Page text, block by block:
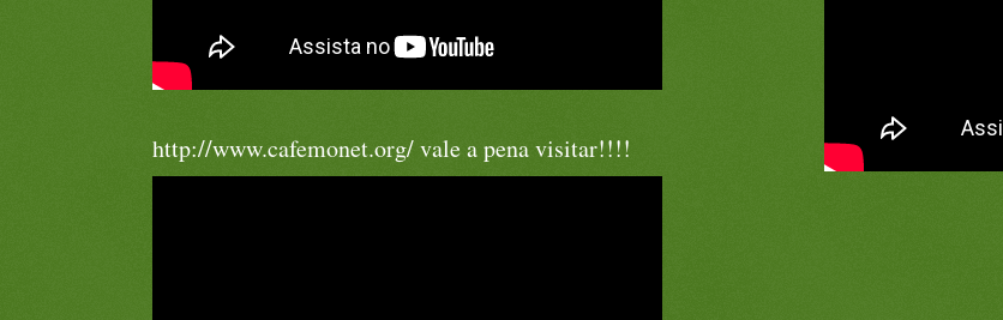
http://www.cafemonet.org/ vale a pena visitar!!!!